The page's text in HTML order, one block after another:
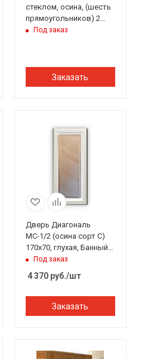
стеклом, осина, (шесть
прямоугольников) 2
петли 170*70 см, Банный
Под заказ
Заказать
Дверь Диагональ
МС-1/2 (осина сорт С)
170х70, глухая, Банный
Эксперт
Под заказ
4 370руб./шт
Заказать